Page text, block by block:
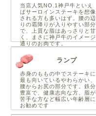
当店人気NO.1神戸牛といえ
ばサーロインステーキを想像
される方も多いはず。腰の辺
りの霜降りが入りやすい部分
で、上質な脂はあっさりと甘
く、まさに神戸牛のイメージ
通りのお肉です。
ランプ
赤身のももの中でステーキに
最も向いているやわらかい、
腰からお尻の部分です。鉄分
豊富で、健康志向な方、脂が
苦手な方など幅広い年齢層に
お勧めです